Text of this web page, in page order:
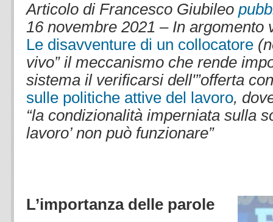
Articolo di Francesco Giubileo
16 novembre 2021 – In argomento
Le disavventure di un collocatore
vivo” il meccanismo che rende
sistema il verificarsi dell'”offerta
sulle politiche attive del lavoro,
“la condizionalità imperniata sulla
lavoro’ non può funzionare”
L’importanza delle parole